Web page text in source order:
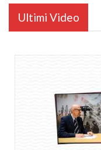
Ultimi Video